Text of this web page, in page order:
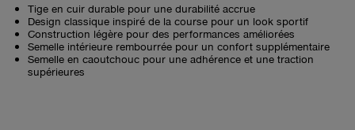
Tige en cuir durable pour une durabilité accrue
Design classique inspiré de la course pour un look sportif
Construction légère pour des performances améliorées
Semelle intérieure rembourrée pour un confort supplémentaire
Semelle en caoutchouc pour une adhérence et une traction
supérieures